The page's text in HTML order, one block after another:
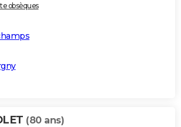
obsèques
(80 ans)